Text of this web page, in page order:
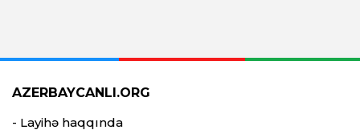
AZERBAYCANLI.ORG
- Layihə haqqında